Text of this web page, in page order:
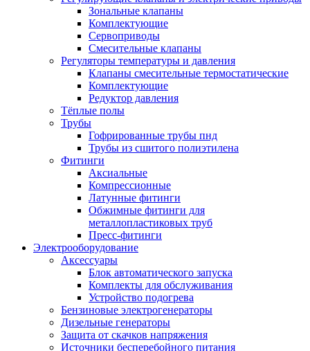
Зональные клапаны
Комплектующие
Сервоприводы
Смесительные клапаны
Регуляторы температуры и давления
Клапаны смесительные термостатические
Комплектующие
Редуктор давления
Тёплые полы
Трубы
Гофрированные трубы пнд
Трубы из сшитого полиэтилена
Фитинги
Аксиальные
Компрессионные
Латунные фитинги
Обжимные фитинги для
металлопластиковых труб
Пресс-фитинги
Электрооборудование
Аксессуары
Блок автоматического запуска
Комплекты для обслуживания
Устройство подогрева
Бензиновые электрогенераторы
Дизельные генераторы
Защита от скачков напряжения
Источники бесперебойного питания